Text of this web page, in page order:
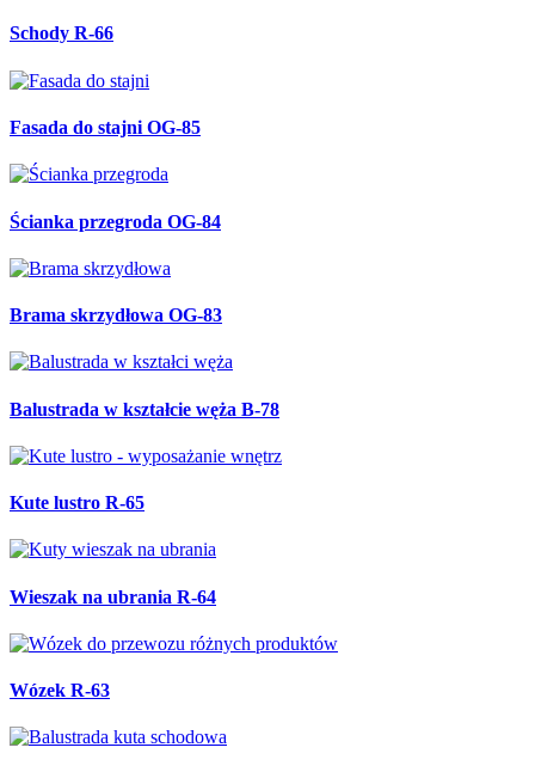
Schody R-66
Fasada do stajni OG-85
Ścianka przegroda OG-84
Brama skrzydłowa OG-83
Balustrada w kształcie węża B-78
Kute lustro R-65
Wieszak na ubrania R-64
Wózek R-63